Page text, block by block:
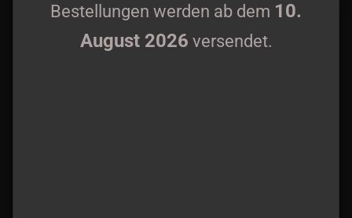
Bestellungen werden ab dem 10.
August 2026 versendet.